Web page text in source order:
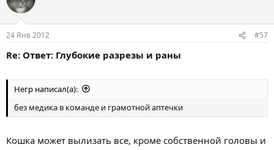
24 Янв 2012 #57
Re: Ответ: Глубокие разрезы и раны
Негр написал(а):
без медика в команде и грамотной аптечки
Кошка может вылизать все, кроме собственной головы и